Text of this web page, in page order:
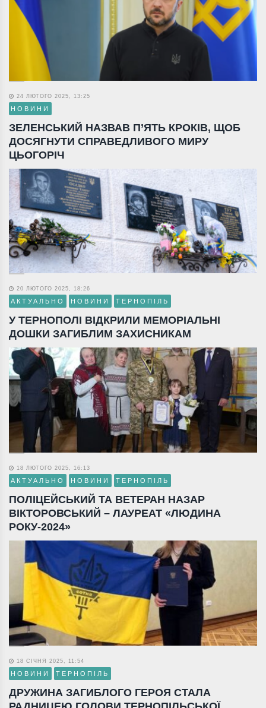
24 ЛЮТОГО 2025, 13:25
НОВИНИ
ЗЕЛЕНСЬКИЙ НАЗВАВ П’ЯТЬ КРОКІВ, ЩОБ
ДОСЯГНУТИ СПРАВЕДЛИВОГО МИРУ
ЦЬОГОРІЧ
20 ЛЮТОГО 2025, 18:26
АКТУАЛЬНО НОВИНИ ТЕРНОПІЛЬ
У ТЕРНОПОЛІ ВІДКРИЛИ МЕМОРІАЛЬНІ
ДОШКИ ЗАГИБЛИМ ЗАХИСНИКАМ
18 ЛЮТОГО 2025, 16:13
АКТУАЛЬНО НОВИНИ ТЕРНОПІЛЬ
ПОЛІЦЕЙСЬКИЙ ТА ВЕТЕРАН НАЗАР
ВІКТОРОВСЬКИЙ – ЛАУРЕАТ «ЛЮДИНА
РОКУ-2024»
18 СІЧНЯ 2025, 11:54
НОВИНИ ТЕРНОПІЛЬ
ДРУЖИНА ЗАГИБЛОГО ГЕРОЯ СТАЛА